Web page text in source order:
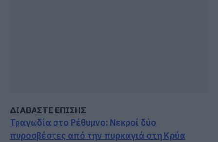
ΔΙΑΒΑΣΤΕ ΕΠΙΣΗΣ
Τραγωδία στο Ρέθυμνο: Νεκροί δύο
πυροσβέστες από την πυρκαγιά στη Κρύα